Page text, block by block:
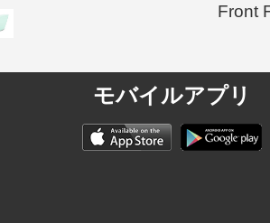
Front
モバイルアプリ